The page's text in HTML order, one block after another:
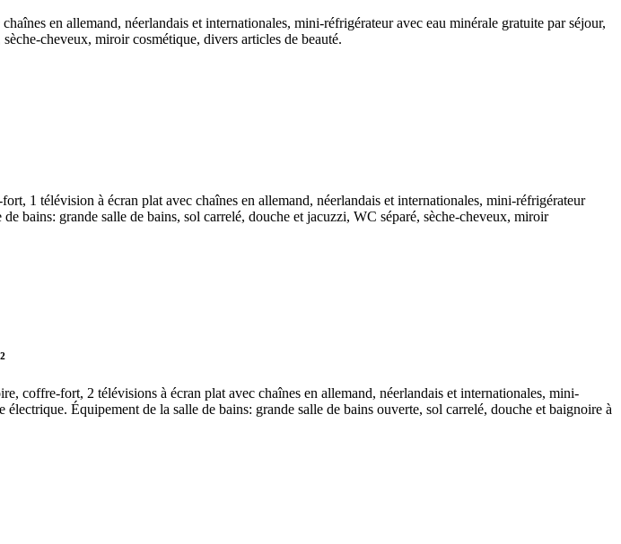
en allemand, néerlandais et internationales, mini-réfrigérateur avec eau minérale gratuite par séjour,
cheveux, miroir cosmétique, divers articles de beauté.
1 télévision à écran plat avec chaînes en allemand, néerlandais et internationales, mini-réfrigérateur
bains: grande salle de bains, sol carrelé, douche et jacuzzi, WC séparé, sèche-cheveux, miroir
coffre-fort, 2 télévisions à écran plat avec chaînes en allemand, néerlandais et internationales, mini-
Équipement de la salle de bains: grande salle de bains ouverte, sol carrelé, douche et baignoire à